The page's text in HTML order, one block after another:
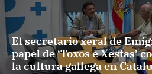
El secretario xeral de
papel de ‘Toxos e Xestas’
la cultura gallega en